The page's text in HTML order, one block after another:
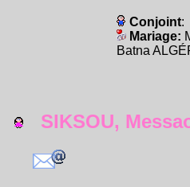
Conjoint:
Mariage:
Batna
SIKSOU,